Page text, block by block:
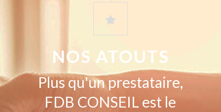
NOS ATOUTS
Plus qu'un prestataire,
FDB CONSEIL est le